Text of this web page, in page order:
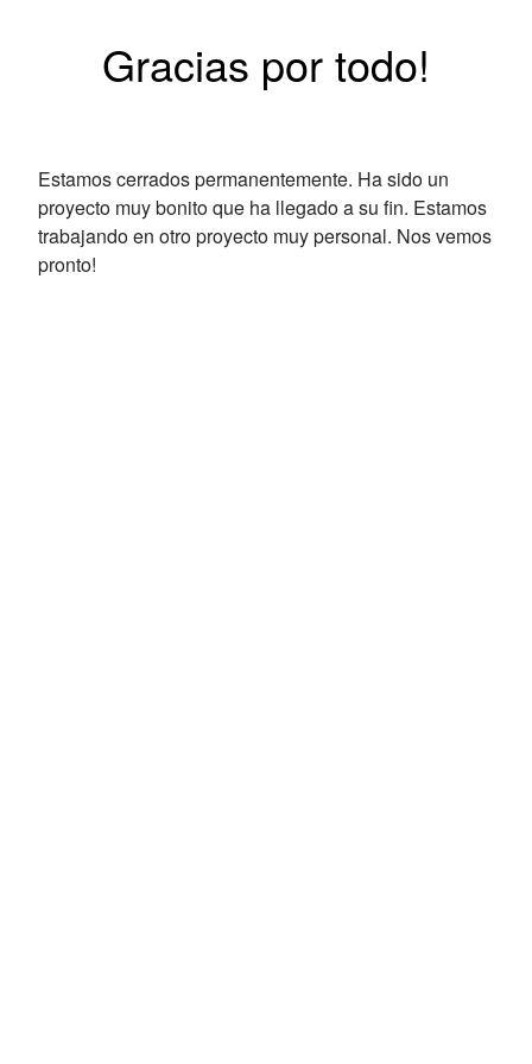
Gracias por todo!
Estamos cerrados permanentemente. Ha sido un
proyecto muy bonito que ha llegado a su fin. Estamos
trabajando en otro proyecto muy personal. Nos vemos
pronto!